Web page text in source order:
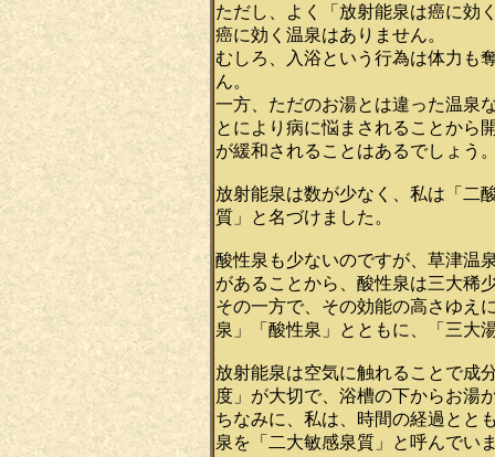
ただし、よく「放射能泉は癌に効
癌に効く温泉はありません。
むしろ、入浴という行為は体力も
ん。
一方、ただのお湯とは違った温泉
とにより病に悩まされることから
が緩和されることはあるでしょう
放射能泉は数が少なく、私は「二
質」と名づけました。
酸性泉も少ないのですが、草津温
があることから、酸性泉は三大稀
その一方で、その効能の高さゆえ
泉」「酸性泉」とともに、「三大
放射能泉は空気に触れることで成
度」が大切で、浴槽の下からお湯
ちなみに、私は、時間の経過とと
泉を「二大敏感泉質」と呼んでい